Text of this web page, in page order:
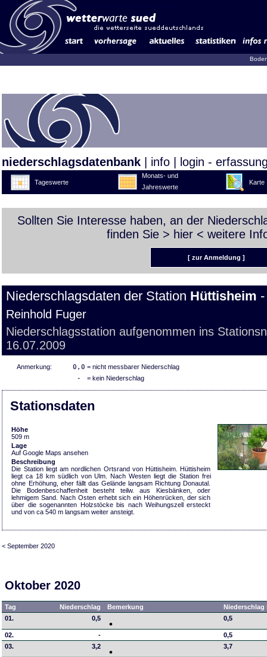
niederschlagsdatenbank info login -
Tageswerte
Monats- und
Jahreswerte
Karte
Sollten Sie Interesse haben, an der
finden Sie > hier < weitere
[ zur Anmeldung ]
Niederschlagsdaten der Station Hüttisheim
Reinhold Fuger
Niederschlagsstation aufgenommen ins
16.07.2009
Anmerkung: 0,0 = nicht messbarer Niederschlag
- = kein Niederschlag
Stationsdaten
Höhe
509 m
Lage
Auf Google Maps ansehen
Beschreibung
Die Station liegt am nordlichen Ortsrand von Hüttisheim. Hüttisheim
liegt ca 18 km südlich von Ulm. Nach Westen liegt die Station frei
ohne Erhöhung, eher fällt das Gelände langsam Richtung Donautal.
Die Bodenbeschaffenheit besteht teilw. aus Kiesbänken, oder
lehmigem Sand. Nach Osten erhebt sich ein Höhenrücken, der sich
über die sogenannten Holzstöcke bis nach Weihungszell ersteckt
und von ca 540 m langsam weiter ansteigt.
< September 2020
Oktober 2020
Tag Niederschlag Bemerkung
01.
0,5 0,5
02. -
0,5
03.
3,2 3,7